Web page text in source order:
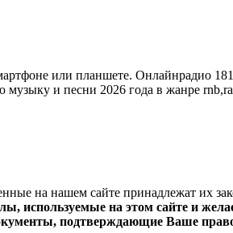
или планшете. Онлайнрадио
и песни 2026 года в жанре
на нашем сайте принадлежат их
используемые на этом сайте и
подтверждающие Ваше